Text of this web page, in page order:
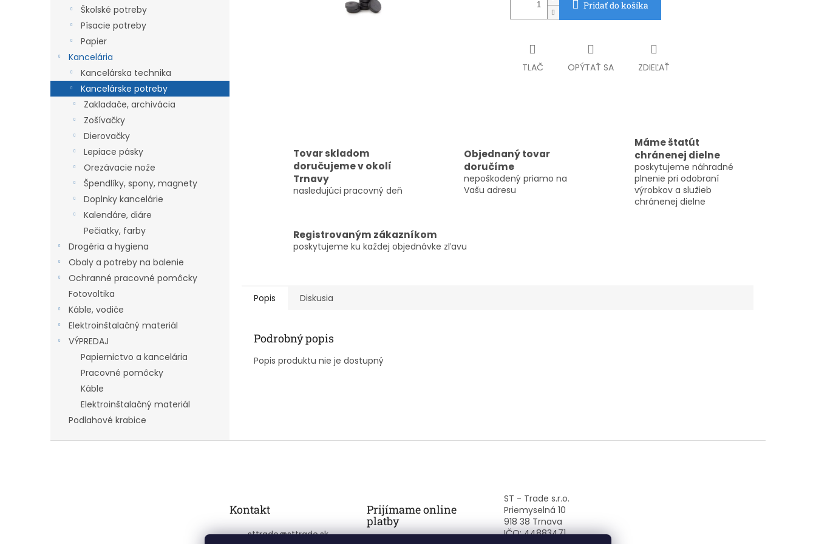
Školské potreby
Písacie potreby
Papier
Kancelária
Kancelárska technika
Kancelárske potreby
Zakladače, archivácia
Zošívačky
Dierovačky
Lepiace pásky
Orezávacie nože
Špendlíky, spony, magnety
Doplnky kancelárie
Kalendáre, diáre
Pečiatky, farby
Drogéria a hygiena
Obaly a potreby na balenie
Ochranné pracovné pomôcky
Fotovoltika
Káble, vodiče
Elektroinštalačný materiál
VÝPREDAJ
Papiernictvo a kancelária
Pracovné pomôcky
Káble
Elektroinštalačný materiál
Podlahové krabice
Pridať do košíka
TLAČ OPÝTAŤ SA ZDIEĽAŤ
Tovar skladom
doručujeme v okolí
Trnavy
nasledujúci pracovný deň
Objednaný tovar
doručíme
nepoškodený priamo na
Vašu adresu
Máme štatút
chránenej dielne
poskytujeme náhradné
plnenie pri odobraní
výrobkov a služieb
chránenej dielne
Registrovaným zákazníkom
poskytujeme ku každej objednávke zľavu
Popis Diskusia
Podrobný popis
Popis produktu nie je dostupný
Kontakt
sttrade@sttrade.sk
Prijímame online
platby
ST - Trade s.r.o.
Priemyselná 10
918 38 Trnava
IČO: 44883471